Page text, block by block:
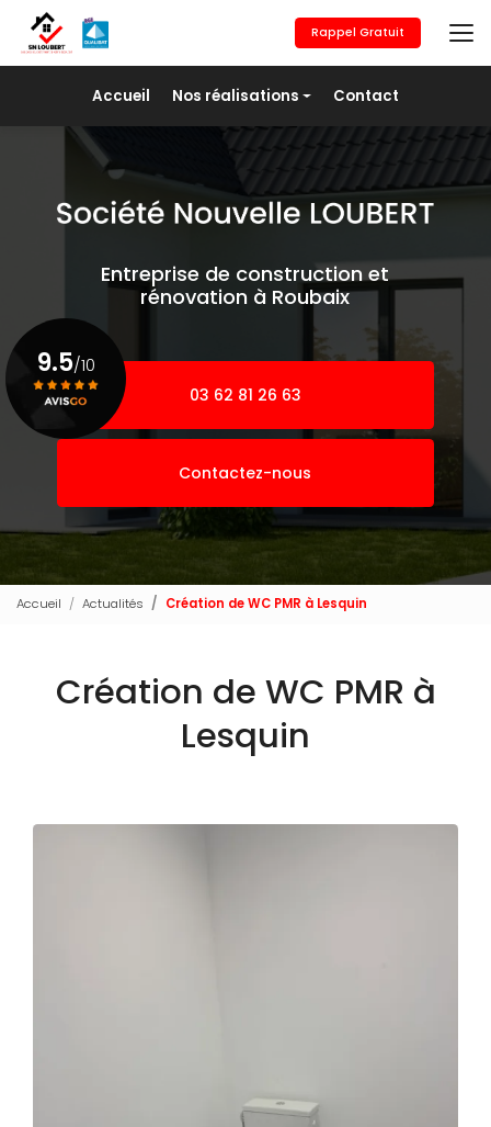
contenu
principal
Accueil Nos réalisations
Maçonnerie générale
Revêtement de sols
Placo/Isolation
Pose de fer
Contact
Rappel Gratuit
Entreprise de construction et
rénovation à Roubaix
03 62 81 26 63
Contactez-nous
9.5/10
Voir le certificat
Accueil Actualités Création de WC PMR à Lesquin
Création de WC PMR à
Lesquin